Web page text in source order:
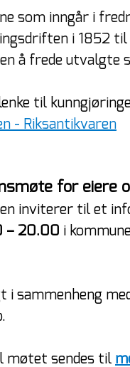
som inngår i
i 1852 til
å frede utvalgte
til
- Riksantikvaren
for eiere
inviterer til et
– 20.00 i
i sammenheng
møtet sendes til